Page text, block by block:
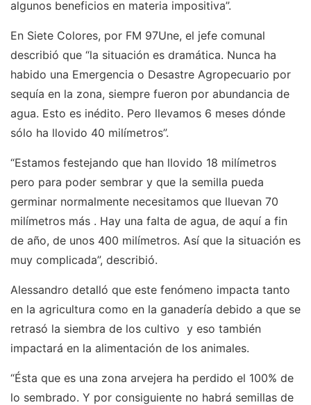
algunos beneficios en materia impositiva”.
En Siete Colores, por FM 97Une, el jefe comunal
describió que “la situación es dramática. Nunca ha
habido una Emergencia o Desastre Agropecuario por
sequía en la zona, siempre fueron por abundancia de
agua. Esto es inédito. Pero llevamos 6 meses dónde
sólo ha llovido 40 milímetros”.
“Estamos festejando que han llovido 18 milímetros
pero para poder sembrar y que la semilla pueda
germinar normalmente necesitamos que lluevan 70
milímetros más . Hay una falta de agua, de aquí a fin
de año, de unos 400 milímetros. Así que la situación es
muy complicada”, describió.
Alessandro detalló que este fenómeno impacta tanto
en la agricultura como en la ganadería debido a que se
retrasó la siembra de los cultivo y eso también
impactará en la alimentación de los animales.
“Ésta que es una zona arvejera ha perdido el 100% de
lo sembrado. Y por consiguiente no habrá semillas de